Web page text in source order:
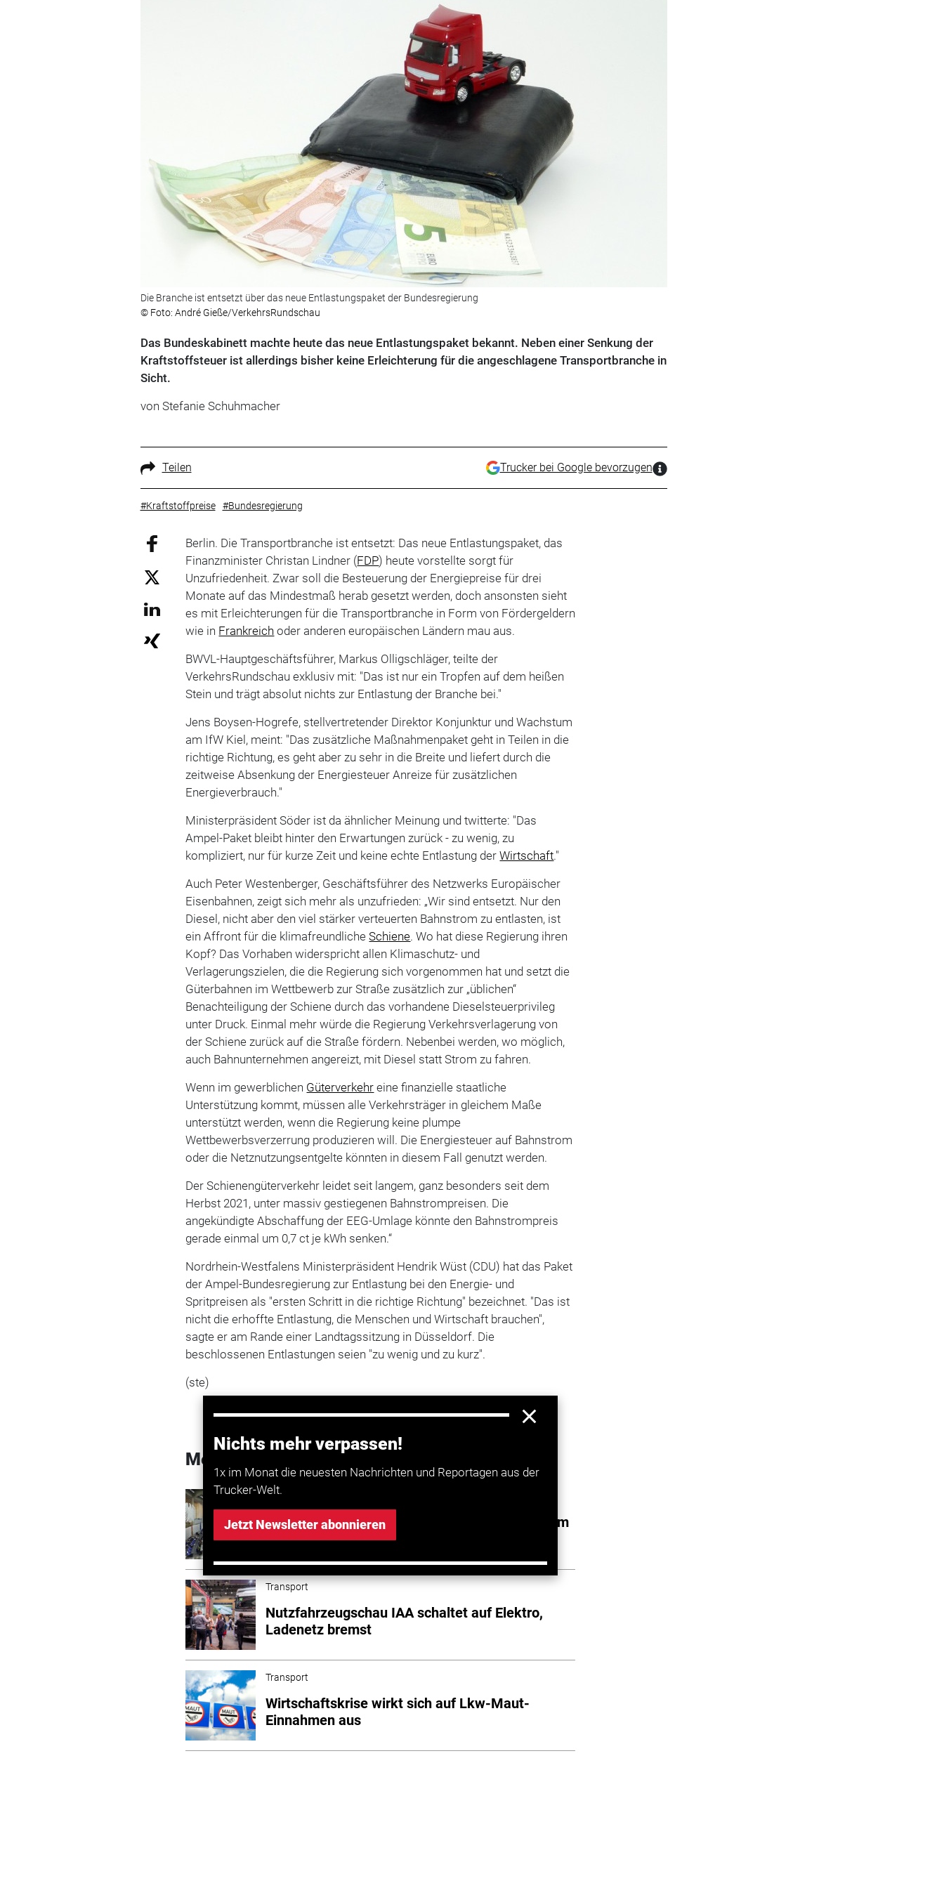
Die Branche ist entsetzt über das neue Entlastungspaket der Bundesregierung
© Foto: André Gieße/VerkehrsRundschau
Das Bundeskabinett machte heute das neue Entlastungspaket bekannt. Neben einer Senkung der
Kraftstoffsteuer ist allerdings bisher keine Erleichterung für die angeschlagene Transportbranche in
Sicht.
von Stefanie Schuhmacher
Teilen Trucker bei Google bevorzugen
#Kraftstoffpreise #Bundesregierung
Nichts mehr verpassen!
1x im Monat die neuesten Nachrichten und Reportagen aus der
Trucker-Welt.
Jetzt Newsletter abonnieren
Berlin. Die Transportbranche ist entsetzt: Das neue Entlastungspaket, das
Finanzminister Christan Lindner (FDP) heute vorstellte sorgt für
Unzufriedenheit. Zwar soll die Besteuerung der Energiepreise für drei
Monate auf das Mindestmaß herab gesetzt werden, doch ansonsten sieht
es mit Erleichterungen für die Transportbranche in Form von Fördergeldern
wie in Frankreich oder anderen europäischen Ländern mau aus.
BWVL-Hauptgeschäftsführer, Markus Olligschläger, teilte der
VerkehrsRundschau exklusiv mit: "Das ist nur ein Tropfen auf dem heißen
Stein und trägt absolut nichts zur Entlastung der Branche bei."
Jens Boysen-Hogrefe, stellvertretender Direktor Konjunktur und Wachstum
am IfW Kiel, meint: "Das zusätzliche Maßnahmenpaket geht in Teilen in die
richtige Richtung, es geht aber zu sehr in die Breite und liefert durch die
zeitweise Absenkung der Energiesteuer Anreize für zusätzlichen
Energieverbrauch."
Ministerpräsident Söder ist da ähnlicher Meinung und twitterte: "Das
Ampel-Paket bleibt hinter den Erwartungen zurück - zu wenig, zu
kompliziert, nur für kurze Zeit und keine echte Entlastung derWirtschaft."
Auch Peter Westenberger, Geschäftsführer des Netzwerks Europäischer
Eisenbahnen, zeigt sich mehr als unzufrieden: „Wir sind entsetzt. Nur den
Diesel, nicht aber den viel stärker verteuerten Bahnstrom zu entlasten, ist
ein Affront für die klimafreundlicheSchiene. Wo hat diese Regierung ihren
Kopf? Das Vorhaben widerspricht allen Klimaschutz- und
Verlagerungszielen, die die Regierung sich vorgenommen hat und setzt die
Güterbahnen im Wettbewerb zur Straße zusätzlich zur „üblichen“
Benachteiligung der Schiene durch das vorhandene Dieselsteuerprivileg
unter Druck. Einmal mehr würde die Regierung Verkehrsverlagerung von
der Schiene zurück auf die Straße fördern. Nebenbei werden, wo möglich,
auch Bahnunternehmen angereizt, mit Diesel statt Strom zu fahren.
Wenn im gewerblichen Güterverkehr eine finanzielle staatliche
Unterstützung kommt, müssen alle Verkehrsträger in gleichem Maße
unterstützt werden, wenn die Regierung keine plumpe
Wettbewerbsverzerrung produzieren will. Die Energiesteuer auf Bahnstrom
oder die Netznutzungsentgelte könnten in diesem Fall genutzt werden.
Der Schienengüterverkehr leidet seit langem, ganz besonders seit dem
Herbst 2021, unter massiv gestiegenen Bahnstrompreisen. Die
angekündigte Abschaffung der EEG-Umlage könnte den Bahnstrompreis
gerade einmal um 0,7 ct je kWh senken.“
Nordrhein-Westfalens Ministerpräsident Hendrik Wüst (CDU) hat das Paket
der Ampel-Bundesregierung zur Entlastung bei den Energie- und
Spritpreisen als "ersten Schritt in die richtige Richtung" bezeichnet. "Das ist
nicht die erhoffte Entlastung, die Menschen und Wirtschaft brauchen",
sagte er am Rande einer Landtagssitzung in Düsseldorf. Die
beschlossenen Entlastungen seien "zu wenig und zu kurz".
(ste)
Mehr zum Thema entdecken
Transport
Bundeshaushalt 2025: Geringfügig mehr Geld im
Verkehrsetat
Transport
Nutzfahrzeugschau IAA schaltet auf Elektro,
Ladenetz bremst
Transport
Wirtschaftskrise wirkt sich auf Lkw-Maut-
Einnahmen aus